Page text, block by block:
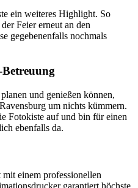
ein weiteres Highlight. So
Feier erneut an den
gegebenenfalls nochmals
und genießen können,
um nichts kümmern.
Fotokiste auf und bin für einen
ebenfalls da.
einem professionellen